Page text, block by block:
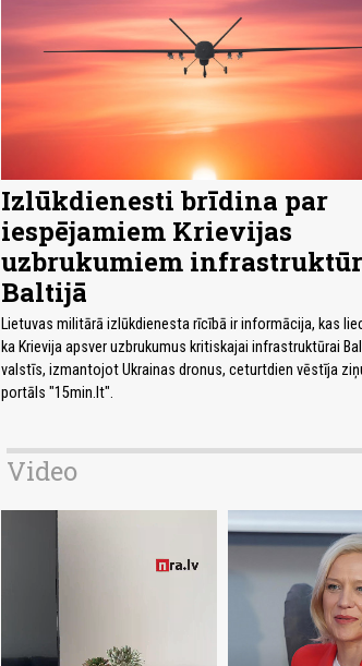
Izlūkdienesti brīdina par
iespējamiem Krievijas
uzbrukumiem
Baltijā
Lietuvas militārā izlūkdienesta rīcībā ir informācija, kas
ka Krievija apsver uzbrukumus kritiskajai infrastruktūrai
valstīs, izmantojot Ukrainas dronus, ceturtdien vēstīja
portāls "15min.lt".
Video